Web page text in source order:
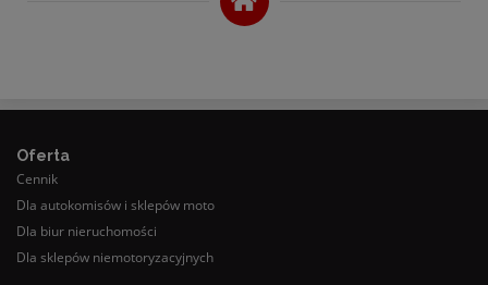
Oferta
Cennik
Dla autokomisów i sklepów moto
Dla biur nieruchomości
Dla sklepów niemotoryzacyjnych